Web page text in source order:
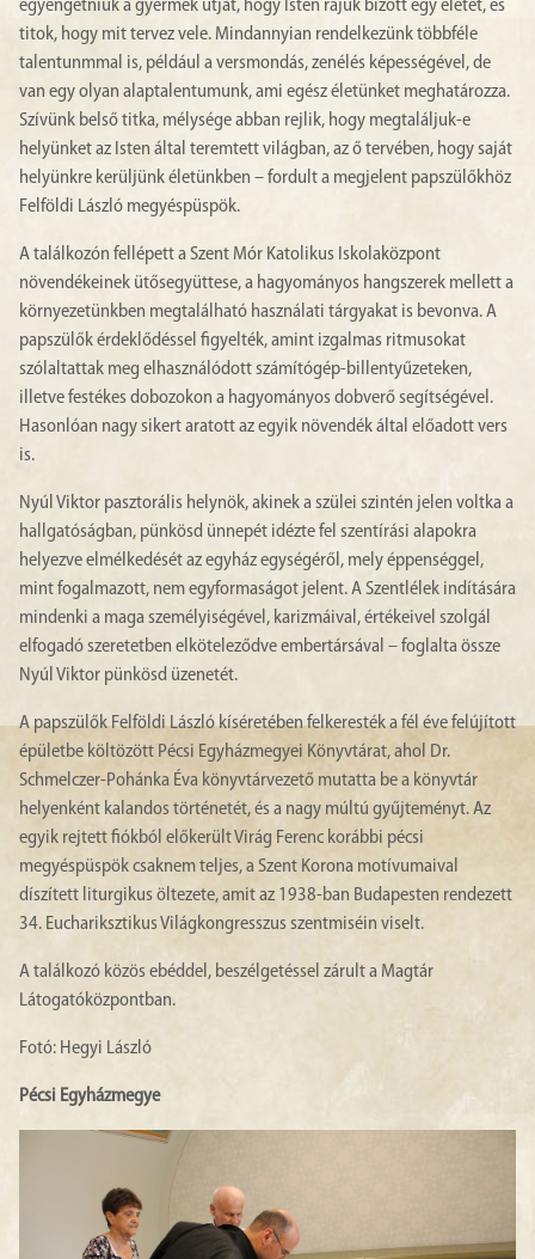
egyengetniük a gyermek útját, hogy Isten rájuk bízott egy életet, és
titok, hogy mit tervez vele. Mindannyian rendelkezünk többféle
talentunmmal is, például a versmondás, zenélés képességével, de
van egy olyan alaptalentumunk, ami egész életünket meghatározza.
Szívünk belső titka, mélysége abban rejlik, hogy megtaláljuk-e
helyünket az Isten által teremtett világban, az ő tervében, hogy saját
helyünkre kerüljünk életünkben – fordult a megjelent papszülőkhöz
Felföldi László megyéspüspök.
A találkozón fellépett a Szent Mór Katolikus Iskolaközpont
növendékeinek ütősegyüttese, a hagyományos hangszerek mellett a
környezetünkben megtalálható használati tárgyakat is bevonva. A
papszülők érdeklődéssel figyelték, amint izgalmas ritmusokat
szólaltattak meg elhasználódott számítógép-billentyűzeteken,
illetve festékes dobozokon a hagyományos dobverő segítségével.
Hasonlóan nagy sikert aratott az egyik növendék által előadott vers
is.
Nyúl Viktor pasztorális helynök, akinek a szülei szintén jelen voltka a
hallgatóságban, pünkösd ünnepét idézte fel szentírási alapokra
helyezve elmélkedését az egyház egységéről, mely éppenséggel,
mint fogalmazott, nem egyformaságot jelent. A Szentlélek indítására
mindenki a maga személyiségével, karizmáival, értékeivel szolgál
elfogadó szeretetben elköteleződve embertársával – foglalta össze
Nyúl Viktor pünkösd üzenetét.
A papszülők Felföldi László kíséretében felkeresték a fél éve felújított
épületbe költözött Pécsi Egyházmegyei Könyvtárat, ahol Dr.
Schmelczer-Pohánka Éva könyvtárvezető mutatta be a könyvtár
helyenként kalandos történetét, és a nagy múltú gyűjteményt. Az
egyik rejtett fiókból előkerült Virág Ferenc korábbi pécsi
megyéspüspök csaknem teljes, a Szent Korona motívumaival
díszített liturgikus öltezete, amit az 1938-ban Budapesten rendezett
34. Euchariksztikus Világkongresszus szentmiséin viselt.
A találkozó közös ebéddel, beszélgetéssel zárult a Magtár
Látogatóközpontban.
Fotó: Hegyi László
Pécsi Egyházmegye